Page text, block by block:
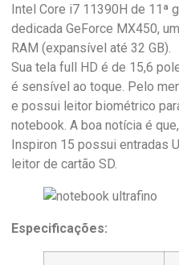
Intel Core i7 11390H de 11ª
dedicada GeForce MX450,
RAM (expansível até 32 GB).
Sua tela full HD é de 15,6
é sensível ao toque. Pelo
e possui leitor biométrico
notebook. A boa notícia é
Inspiron 15 possui entradas
leitor de cartão SD.
Especificações: